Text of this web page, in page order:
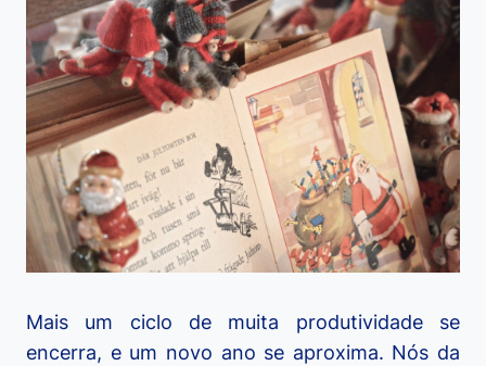
Mais um ciclo de muita produtividade se
encerra, e um novo ano se aproxima. Nós da